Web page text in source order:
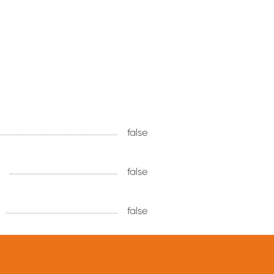
false
false
false